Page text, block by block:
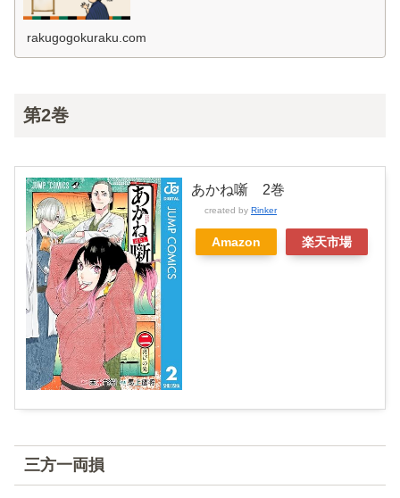
rakugogokuraku.com
第2巻
あかね噺 2巻
created by Rinker
Amazon 楽天市場
三方一両損